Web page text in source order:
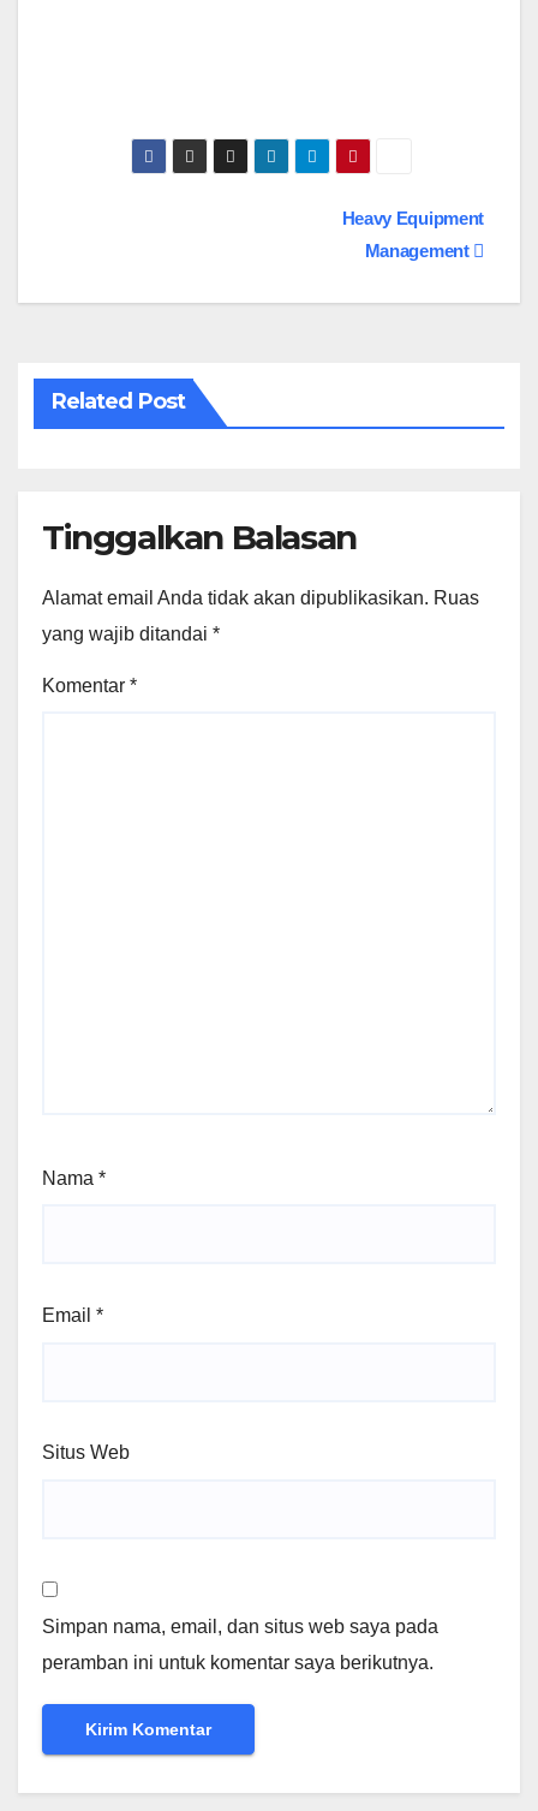
Heavy Equipment
Management
Related Post
Tinggalkan Balasan
Alamat email Anda tidak akan dipublikasikan. Ruas
yang wajib ditandai *
Komentar *
Nama *
Email *
Situs Web
Simpan nama, email, dan situs web saya pada
peramban ini untuk komentar saya berikutnya.